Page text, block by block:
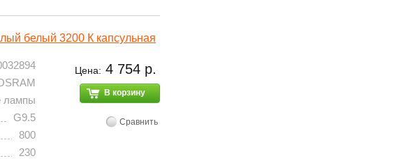
белый 3200 К капсульная
лампы
G9.5
800
230
Цена: 4 754 р.
В корзину
Сравнить